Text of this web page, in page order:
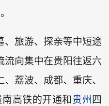
、旅游、探亲等中短途
流向集中在贵阳往返六
荔波、成都、重庆、
高铁的开通和 贵州 四